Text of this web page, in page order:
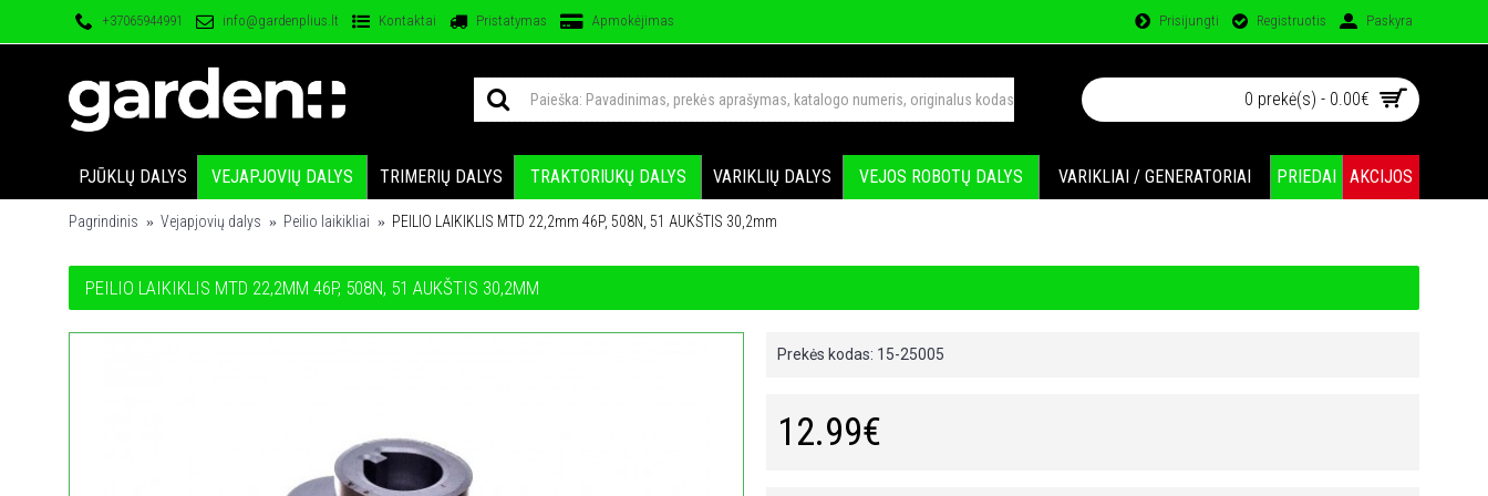
+37065944991 info@gardenplius.lt Kontaktai Pristatymas Apmokėjimas Prisijungti Registruotis Paskyra
0 prekė(s) - 0.00€
PJŪKLŲ DALYS VEJAPJOVIŲ DALYS TRIMERIŲ DALYS TRAKTORIUKŲ DALYS VARIKLIŲ DALYS VEJOS ROBOTŲ DALYS VARIKLIAI / GENERATORIAI PRIEDAI AKCIJOS
Pagrindinis Vejapjovių dalys Peilio laikikliai PEILIO LAIKIKLIS MTD 22,2mm 46P, 508N, 51 AUKŠTIS 30,2mm
PEILIO LAIKIKLIS MTD 22,2MM 46P, 508N, 51 AUKŠTIS 30,2MM
Prekės kodas: 15-25005
12.99€